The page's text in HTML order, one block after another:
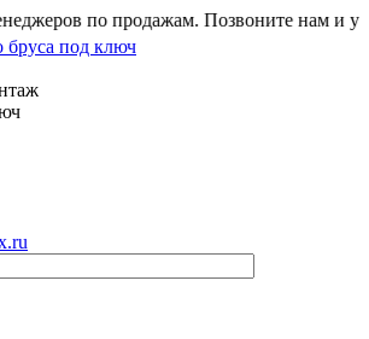
по продажам. Позвоните нам и